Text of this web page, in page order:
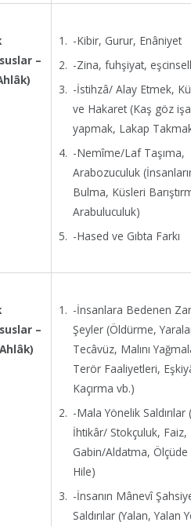
–
-Kibir, Gurur, Enâniyet
-Zina, fuhşiyat,
-İstihzâ/ Alay Etmek,
ve Hakaret (Kaş göz
yapmak, Lakap
-Nemîme/Laf Taşıma,
Arabozuculuk
Bulma, Küsleri
Arabuluculuk)
-Hased ve Gıbta Farkı
–
-İnsanlara Bedenen
Şeyler (Öldürme,
Tecâvüz, Malını
Terör Faaliyetleri,
Kaçırma vb.)
-Mala Yönelik Saldırılar
İhtikâr/ Stokçuluk, Faiz,
Gabin/Aldatma, Ölçüde
Hile)
-İnsanın Mânevî
Saldırılar (Yalan, Yalan